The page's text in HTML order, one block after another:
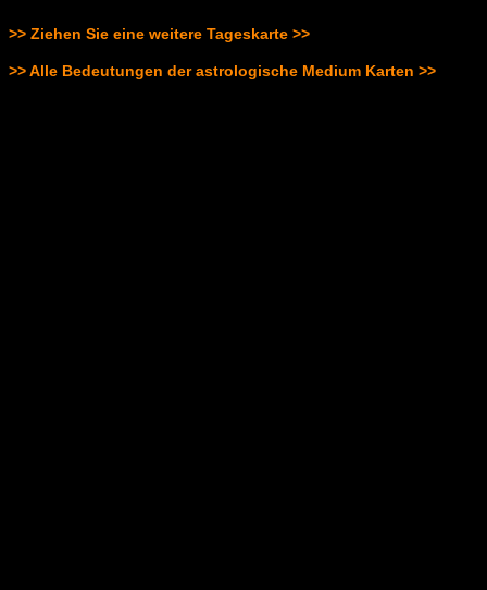
>> Ziehen Sie eine weitere Tageskarte >>
>> Alle Bedeutungen der astrologische Medium Karten >>